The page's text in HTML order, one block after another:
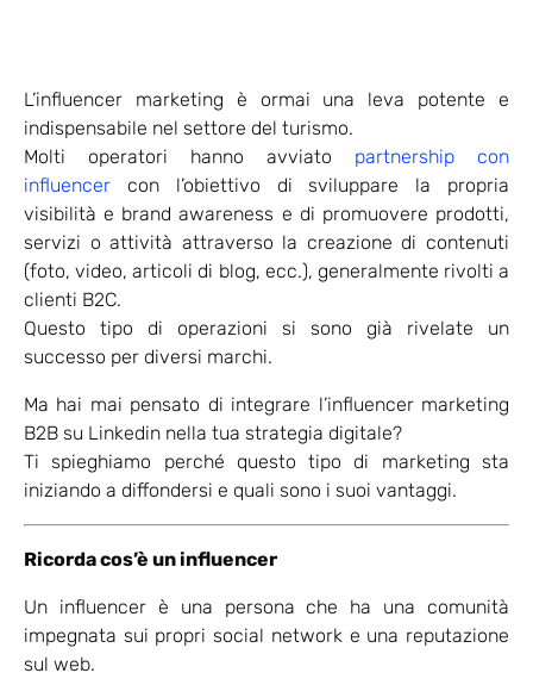
L’influencer marketing è ormai una leva potente e
indispensabile nel settore del turismo.
Molti operatori hanno avviato partnership con
influencer con l’obiettivo di sviluppare la propria
visibilità e brand awareness e di promuovere prodotti,
servizi o attività attraverso la creazione di contenuti
(foto, video, articoli di blog, ecc.), generalmente rivolti a
clienti B2C.
Questo tipo di operazioni si sono già rivelate un
successo per diversi marchi.
Ma hai mai pensato di integrare l’influencer marketing
B2B su Linkedin nella tua strategia digitale?
Ti spieghiamo perché questo tipo di marketing sta
iniziando a diffondersi e quali sono i suoi vantaggi.
Ricorda cos’è un influencer
Un influencer è una persona che ha una comunità
impegnata sui propri social network e una reputazione
sul web.